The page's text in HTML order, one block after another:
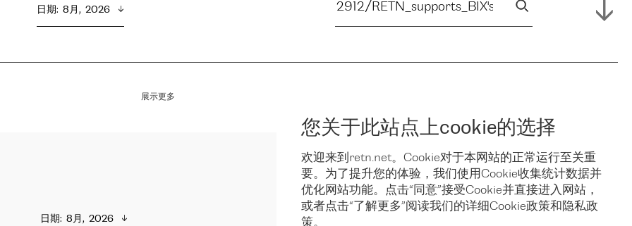
您关于此站点上cookie的选择
欢迎来到retn.net。Cookie对于本网站的正常运行至关重
要。为了提升您的体验，我们使用Cookie收集统计数据并
优化网站功能。点击“同意”接受Cookie并直接进入网站，
或者点击“了解更多”阅读我们的详细Cookie政策和隐私政
策。
日期: 8月,  2026
展示更多
日期: 8月,  2026